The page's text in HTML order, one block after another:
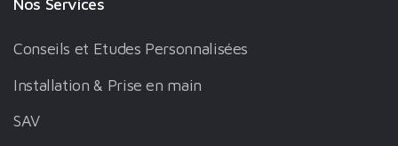
Nos Services
Conseils et Etudes Personnalisées
Installation & Prise en main
SAV